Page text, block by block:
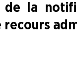
de la
recours